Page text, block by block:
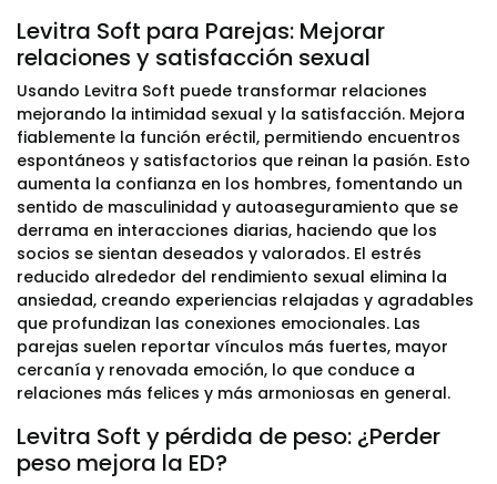
Levitra Soft para Parejas: Mejorar
relaciones y satisfacción sexual
Usando Levitra Soft puede transformar relaciones
mejorando la intimidad sexual y la satisfacción. Mejora
fiablemente la función eréctil, permitiendo encuentros
espontáneos y satisfactorios que reinan la pasión. Esto
aumenta la confianza en los hombres, fomentando un
sentido de masculinidad y autoaseguramiento que se
derrama en interacciones diarias, haciendo que los
socios se sientan deseados y valorados. El estrés
reducido alrededor del rendimiento sexual elimina la
ansiedad, creando experiencias relajadas y agradables
que profundizan las conexiones emocionales. Las
parejas suelen reportar vínculos más fuertes, mayor
cercanía y renovada emoción, lo que conduce a
relaciones más felices y más armoniosas en general.
Levitra Soft y pérdida de peso: ¿Perder
peso mejora la ED?